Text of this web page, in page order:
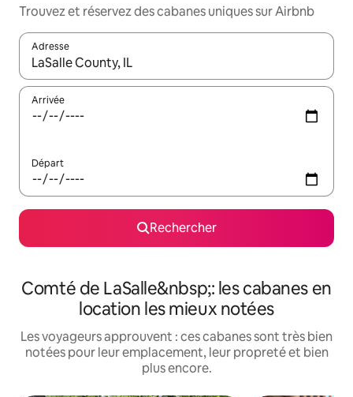
Trouvez et réservez des cabanes uniques sur Airbnb
Adresse
Lorsque les résultats s'affichent, utilisez les flèches vers le
Arrivée
Départ
Rechercher
Comté de LaSalle&nbsp;: les cabanes en
location les mieux notées
Les voyageurs approuvent : ces cabanes sont très bien
notées pour leur emplacement, leur propreté et bien
plus encore.